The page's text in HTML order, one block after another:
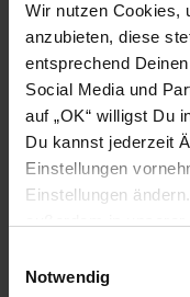
Wir nutzen Cookies,
anzubieten, diese
entsprechend
Social Media und
auf „OK“ willigst Du
Du kannst jederzeit
Einstellungen
Einstellungen
Notwendig
Frankreich –
Zwischen dem Spiel
Sonntag zeichnet die
Jahres 2013 aus.
Spiel um Platz 3:
Spanien – Kroatien
Sport1)